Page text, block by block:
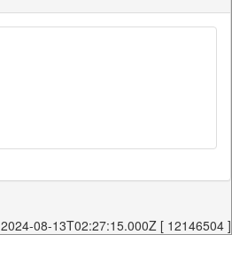
2024-08-13T02:27:15.000Z [ 12146504 ]